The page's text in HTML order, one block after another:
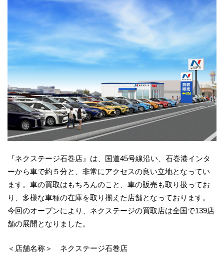
『ネクステージ石巻店』は、国道45号線沿い、石巻港インタ
ーから車で約５分と、非常にアクセスの良い立地となってい
ます。車の買取はもちろんのこと、車の販売も取り扱ってお
り、多様な車種の在庫を取り揃えた店舗となっております。
今回のオープンにより、ネクステージの買取店は全国で139店
舗の展開となりました。
＜店舗名称＞ ネクステージ石巻店